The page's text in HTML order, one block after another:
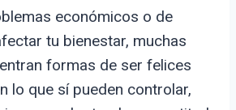
económicos o de
tu bienestar, muchas
formas de ser felices
lo que sí pueden controlar,